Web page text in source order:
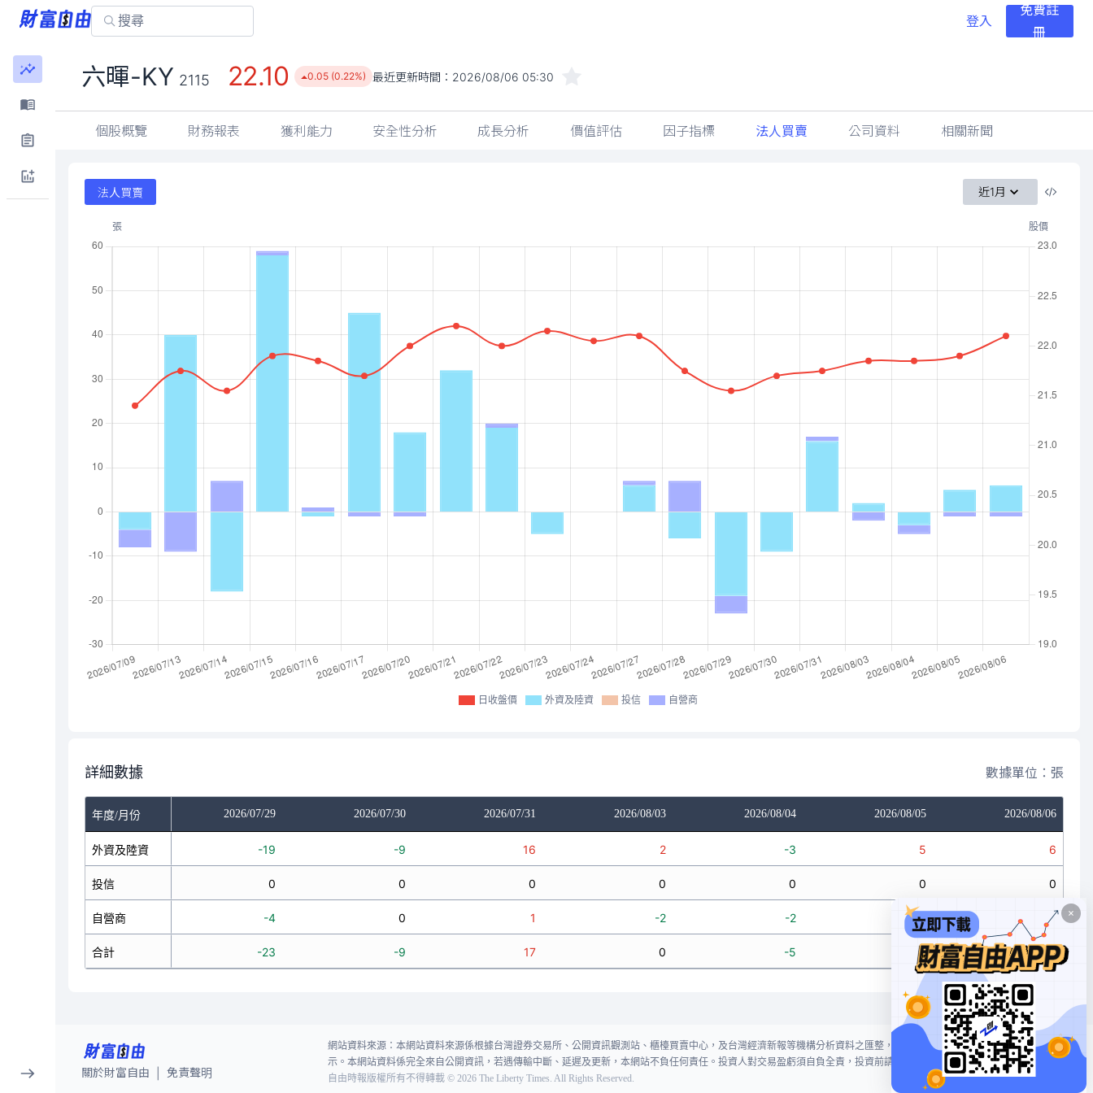
登入
免費註
冊
六暉-KY 2115 22.10 0.05 (0.22%) 最近更新時間： 2026/08/06 05:30
個股概覽 財務報表 獲利能力 安全性分析 成長分析 價值評估 因子指標 法人買賣 公司資料 相關新聞
法人買賣 近1月
日收盤價 外資及陸資 投信 自營商
詳細數據 數據單位：張
年度/月份
2026/07/28 2026/07/29 2026/07/30 2026/07/31 2026/08/03 2026/08/04 2026/08/05 2026/08/06
外資及陸資
投信
自營商
合計
-6 -19 -9 16 2 -3 5 6
0 0 0 0 0 0 0
-4 0 1 -2 -2 -1 -1
-23 -9 17 0 -5 4 5
關於財富自由 免責聲明
網站資料來源：本網站資料來源係根據台灣證券交易所、公開資訊觀測站、櫃檯買賣中心，及台灣經濟新報等機構分析資料之匯整，本網站對投資人買賣不作任何建議或暗
示。本網站資料係完全來自公開資訊，若遇傳輸中斷、延遲及更新，本網站不負任何責任。投資人對交易盈虧須自負全責，投資前請謹慎評估風險。
自由時報版權所有不得轉載 © 2026 The Liberty Times. All Rights Reserved.